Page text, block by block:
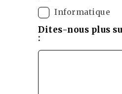
Informatique
Dites-nous plus
: